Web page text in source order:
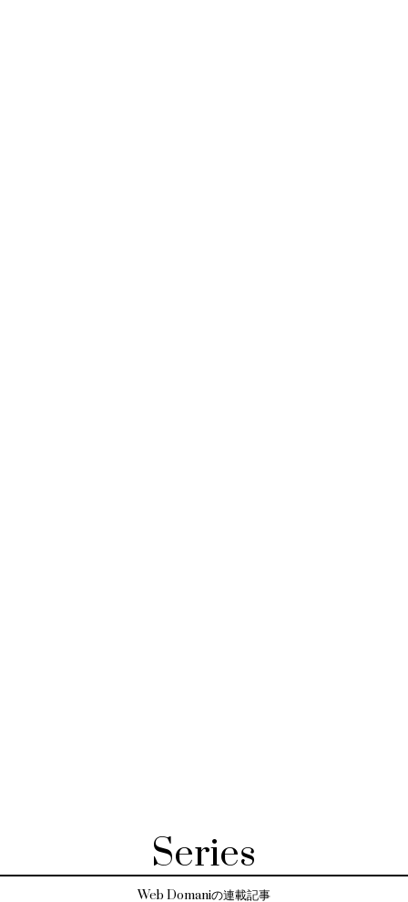
Series
Web Domaniの連載記事